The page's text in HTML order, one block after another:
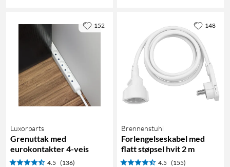
Luxorparts
Grenuttak med
eurokontakter 4-veis
4.5 (136)
152
Brennenstuhl
Forlengelseskabel med
flatt støpsel hvit 2 m
4.5 (155)
148